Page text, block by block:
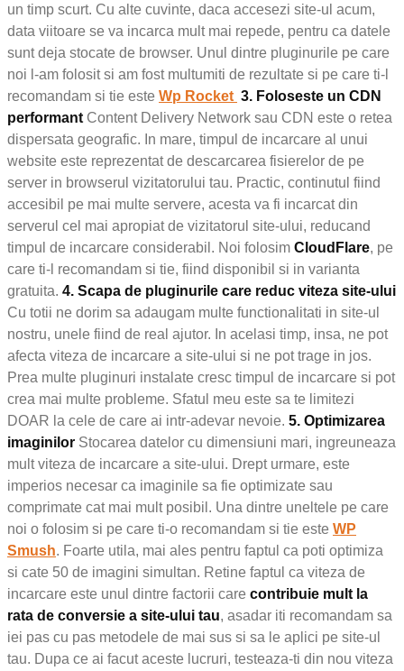
un timp scurt. Cu alte cuvinte, daca accesezi site-ul acum,
data viitoare se va incarca mult mai repede, pentru ca datele
sunt deja stocate de browser. Unul dintre pluginurile pe care
noi l-am folosit si am fost multumiti de rezultate si pe care ti-l
recomandam si tie este Wp Rocket 3. Foloseste un CDN
performant Content Delivery Network sau CDN este o retea
dispersata geografic. In mare, timpul de incarcare al unui
website este reprezentat de descarcarea fisierelor de pe
server in browserul vizitatorului tau. Practic, continutul fiind
accesibil pe mai multe servere, acesta va fi incarcat din
serverul cel mai apropiat de vizitatorul site-ului, reducand
timpul de incarcare considerabil. Noi folosim CloudFlare, pe
care ti-l recomandam si tie, fiind disponibil si in varianta
gratuita. 4. Scapa de pluginurile care reduc viteza site-ului
Cu totii ne dorim sa adaugam multe functionalitati in site-ul
nostru, unele fiind de real ajutor. In acelasi timp, insa, ne pot
afecta viteza de incarcare a site-ului si ne pot trage in jos.
Prea multe pluginuri instalate cresc timpul de incarcare si pot
crea mai multe probleme. Sfatul meu este sa te limitezi
DOAR la cele de care ai intr-adevar nevoie. 5. Optimizarea
imaginilor Stocarea datelor cu dimensiuni mari, ingreuneaza
mult viteza de incarcare a site-ului. Drept urmare, este
imperios necesar ca imaginile sa fie optimizate sau
comprimate cat mai mult posibil. Una dintre uneltele pe care
noi o folosim si pe care ti-o recomandam si tie este WP
Smush. Foarte utila, mai ales pentru faptul ca poti optimiza
si cate 50 de imagini simultan. Retine faptul ca viteza de
incarcare este unul dintre factorii care contribuie mult la
rata de conversie a site-ului tau, asadar iti recomandam sa
iei pas cu pas metodele de mai sus si sa le aplici pe site-ul
tau. Dupa ce ai facut aceste lucruri, testeaza-ti din nou viteza